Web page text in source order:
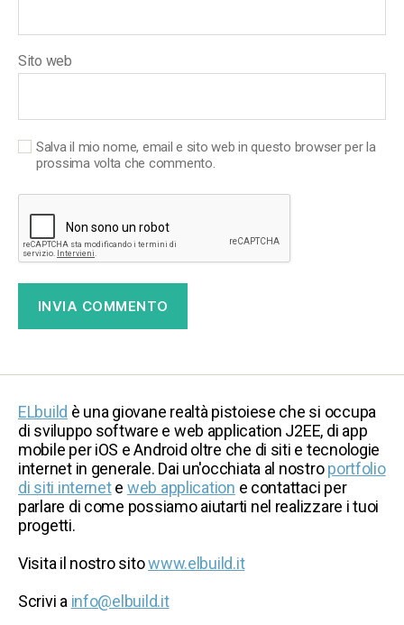
Sito web
Salva il mio nome, email e sito web in questo browser per la
prossima volta che commento.
ELbuild è una giovane realtà pistoiese che si occupa
di sviluppo software e web application J2EE, di app
mobile per iOS e Android oltre che di siti e tecnologie
internet in generale. Dai un'occhiata al nostroportfolio
di siti internete web application e contattaci per
parlare di come possiamo aiutarti nel realizzare i tuoi
progetti.
Visita il nostro sitowww.elbuild.it
Scrivi a info@elbuild.it